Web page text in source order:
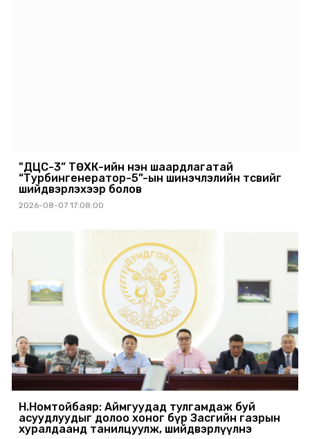
"ДЦС-3” ТӨХК-ийн нэн шаардлагатай
“Турбингенератор-5”-ын шинэчлэлийн төсвийг
шийдвэрлэхээр болов
2026-08-07 17:08:00
Н.Номтойбаяр: Аймгуудад тулгамдаж буй
асуудлуудыг долоо хоног бүр Засгийн газрын
хуралдаанд танилцуулж, шийдвэрлүүлнэ